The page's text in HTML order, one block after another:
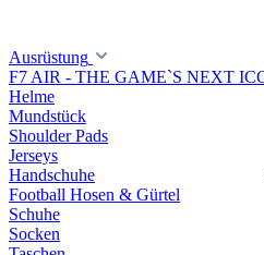
Ausrüstung
F7 AIR - THE GAME`S NEXT
Helme
Mundstück
Shoulder Pads
Jerseys
Handschuhe
Football Hosen & Gürtel
Schuhe
Socken